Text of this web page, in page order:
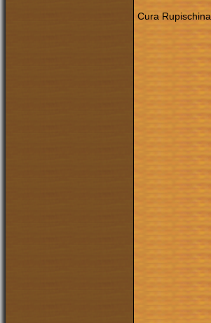
Cura